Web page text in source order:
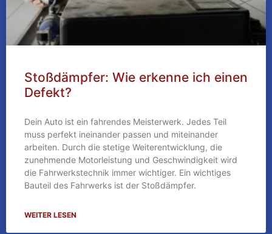
Stoßdämpfer: Wie erkenne ich einen
Defekt?
Dein Auto ist ein fahrendes Meisterwerk. Jedes Teil
muss perfekt ineinander passen und miteinander
arbeiten. Durch die stetige Weiterentwicklung, die
zunehmende Motorleistung und Geschwindigkeit wird
die Fahrwerkstechnik immer wichtiger. Ein wichtiges
Bauteil des Fahrwerks ist der Stoßdämpfer.
WEITER LESEN